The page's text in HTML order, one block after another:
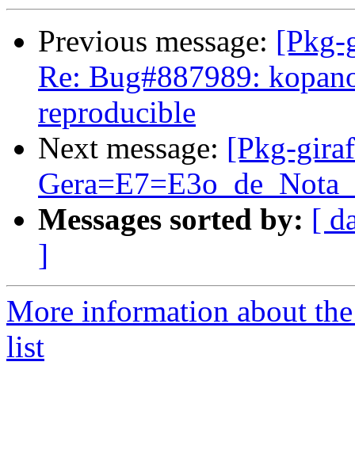
Previous message: [Pkg-
Re: Bug#887989:
reproducible
Next message: [Pkg-
Messages sorted by: [
]
More information about
list